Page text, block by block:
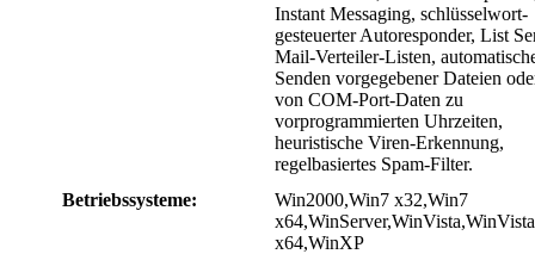
Instant Messaging, schlüsselwort-
gesteuerter Autoresponder, List
Mail-Verteiler-Listen,
Senden vorgegebener Dateien
von COM-Port-Daten zu
vorprogrammierten Uhrzeiten,
heuristische Viren-Erkennung,
regelbasiertes Spam-Filter.
Betriebssysteme:
Win2000,Win7 x32,Win7
x64,WinServer,WinVista,WinVista
x64,WinXP